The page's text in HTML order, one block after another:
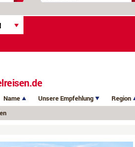
Name Unsere Empfehlung Region